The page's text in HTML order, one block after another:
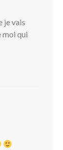
je vais
moi qui